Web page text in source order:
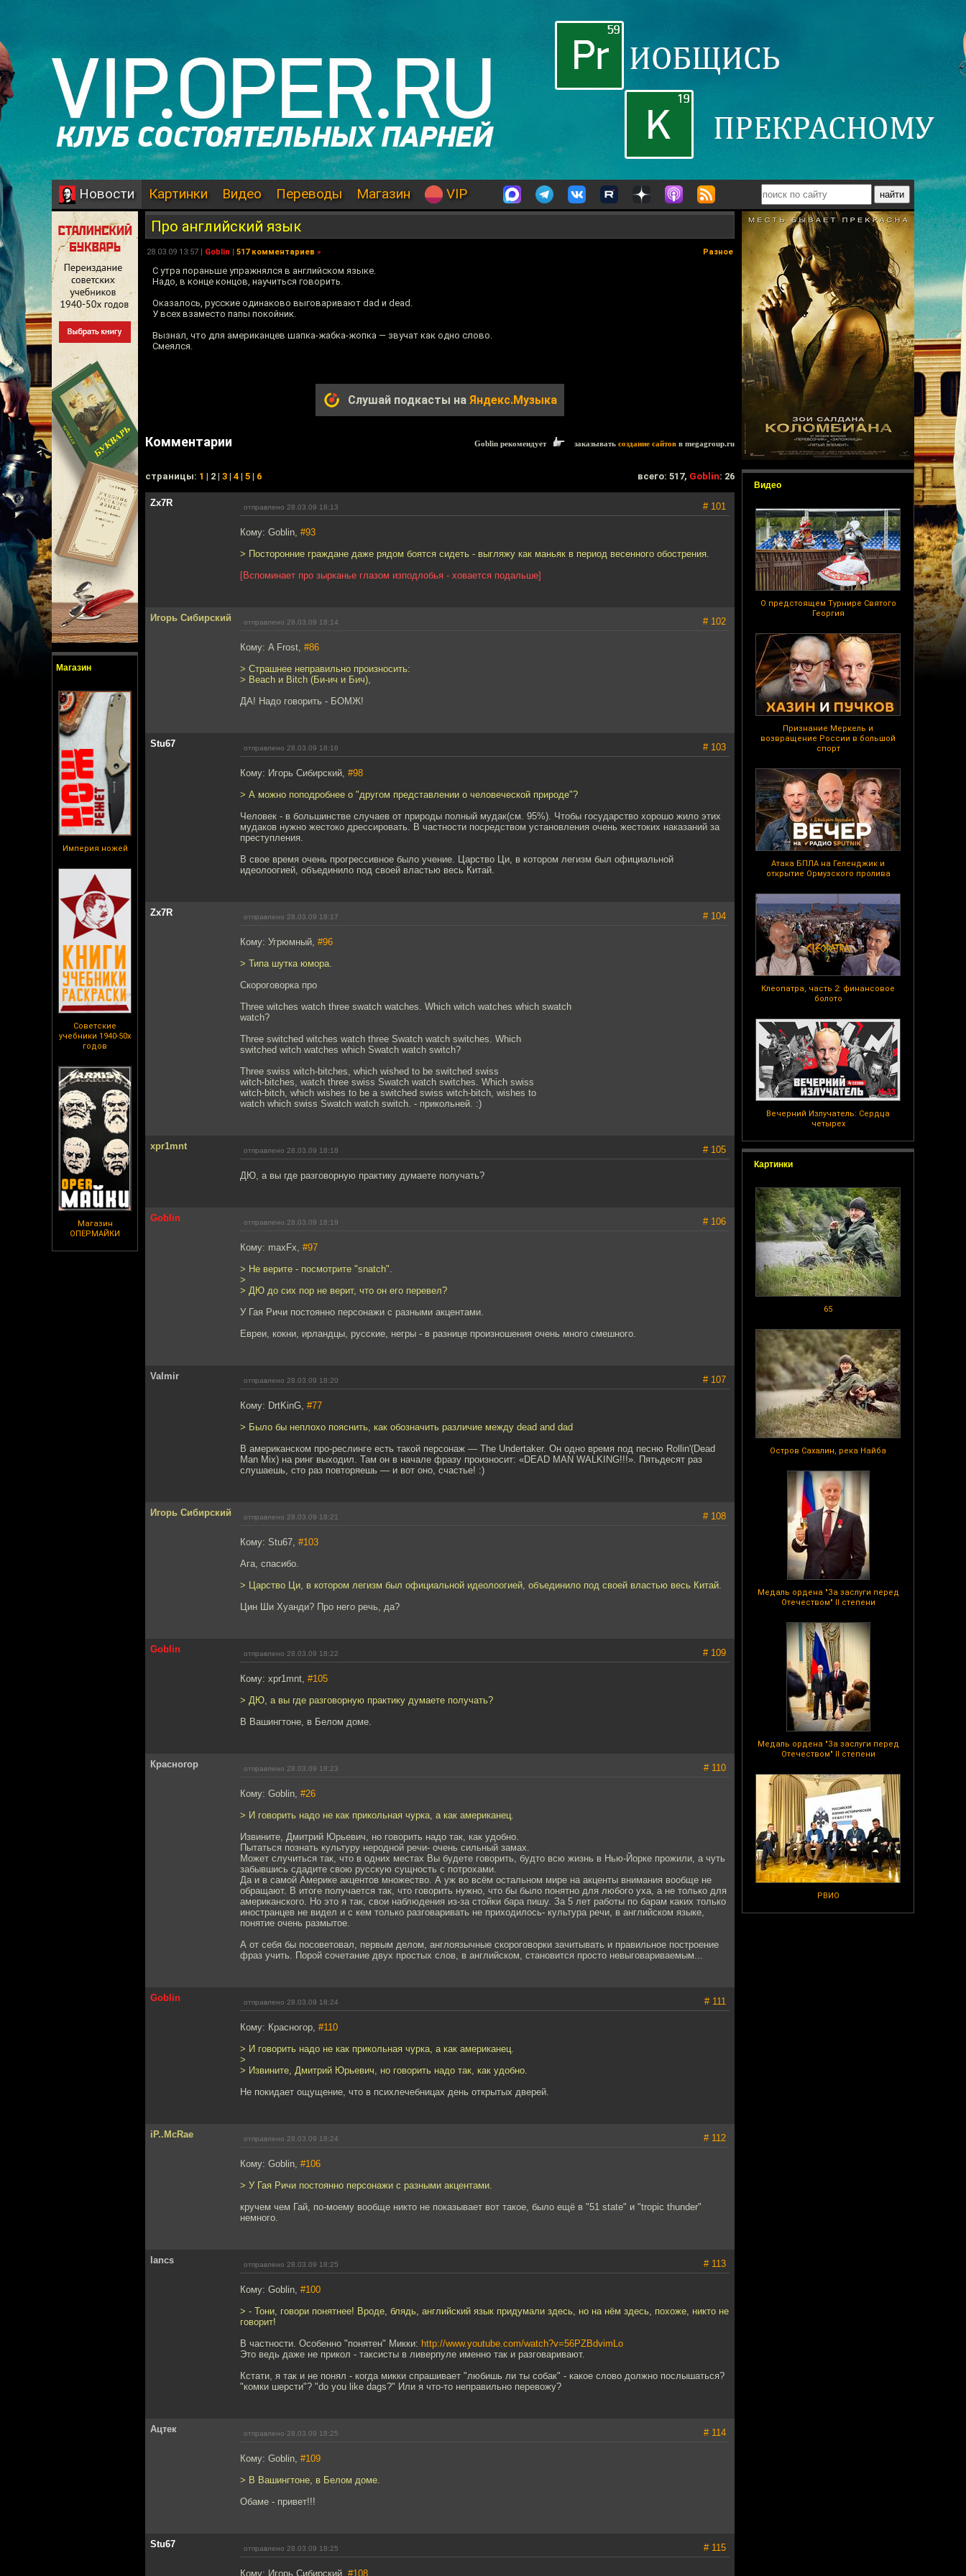
Новости Картинки Видео Переводы Магазин VIP
Магазин
Империя ножей
Советские
учебники 1940-50х
годов
Магазин
ОПЕРМАЙКИ
Видео
О предстоящем Турнире Святого
Георгия
Признание Меркель и
возвращение России в большой
спорт
Атака БПЛА на Геленджик и
открытие Ормузского пролива
Клеопатра, часть 2: финансовое
болото
Вечерний Излучатель: Сердца
четырех
Картинки
65
Остров Сахалин, река Найба
Медаль ордена "За заслуги перед
Отечеством" II степени
Медаль ордена "За заслуги перед
Отечеством" II степени
РВИО
Про английский язык
28.03.09 13:57 | Goblin | 517 комментариев » Разное
С утра пораньше упражнялся в английском языке.
Надо, в конце концов, научиться говорить.
Оказалось, русские одинаково выговаривают dad и dead.
У всех взаместо папы покойник.
Вызнал, что для американцев шапка-жабка-жопка — звучат как одно слово.
Смеялся.
Слушай подкасты на Яндекс.Музыка
Комментарии Goblin рекомендует заказывать создание сайтов в megagroup.ru
cтраницы: 1 | 2 | 3 | 4 | 5 | 6 всего: 517, Goblin: 26
Zx7R отправлено 28.03.09 18:13 # 101
Кому: Goblin, #93
> Посторонние граждане даже рядом боятся сидеть - выгляжу как маньяк в период весенного обострения.
[Вспоминает про зырканье глазом изподлобья - ховается подальше]
Игорь Сибирский отправлено 28.03.09 18:14 # 102
Кому: A Frost, #86
> Страшнее неправильно произносить:
> Beach и Bitch (Би-ич и Бич),
ДА! Надо говорить - БОМЖ!
Stu67 отправлено 28.03.09 18:16 # 103
Кому: Игорь Сибирский, #98
> А можно поподробнее о "другом представлении о человеческой природе"?
Человек - в большинстве случаев от природы полный мудак(см. 95%). Чтобы государство хорошо жило этих
мудаков нужно жестоко дрессировать. В частности посредством установления очень жестоких наказаний за
преступления.
В свое время очень прогрессивное было учение. Царство Ци, в котором легизм был официальной
идеолоогией, объединило под своей властью весь Китай.
Zx7R отправлено 28.03.09 18:17 # 104
Кому: Угрюмный, #96
> Типа шутка юмора.
Скороговорка про
Three witches watch three swatch watches. Which witch watches which swatch
watch?
Three switched witches watch three Swatch watch switches. Which
switched witch watches which Swatch watch switch?
Three swiss witch-bitches, which wished to be switched swiss
witch-bitches, watch three swiss Swatch watch switches. Which swiss
witch-bitch, which wishes to be a switched swiss witch-bitch, wishes to
watch which swiss Swatch watch switch. - прикольней. :)
xpr1mnt отправлено 28.03.09 18:18 # 105
ДЮ, а вы где разговорную практику думаете получать?
Goblin отправлено 28.03.09 18:19 # 106
Кому: maxFx, #97
> Не верите - посмотрите "snatch".
>
> ДЮ до сих пор не верит, что он его перевел?
У Гая Ричи постоянно персонажи с разными акцентами.
Евреи, кокни, ирландцы, русские, негры - в разнице произношения очень много смешного.
Valmir отправлено 28.03.09 18:20 # 107
Кому: DrtKinG, #77
> Было бы неплохо пояснить, как обозначить различие между dead and dad
В американском про-реслинге есть такой персонаж — The Undertaker. Он одно время под песню Rollin'(Dead
Man Mix) на ринг выходил. Там он в начале фразу произносит: «DEAD MAN WALKING!!!». Пятьдесят раз
слушаешь, сто раз повторяешь — и вот оно, счастье! :)
Игорь Сибирский отправлено 28.03.09 18:21 # 108
Кому: Stu67, #103
Ага, спасибо.
> Царство Ци, в котором легизм был официальной идеолоогией, объединило под своей властью весь Китай.
Цин Ши Хуанди? Про него речь, да?
Goblin отправлено 28.03.09 18:22 # 109
Кому: xpr1mnt, #105
> ДЮ, а вы где разговорную практику думаете получать?
В Вашингтоне, в Белом доме.
Красногор отправлено 28.03.09 18:23 # 110
Кому: Goblin, #26
> И говорить надо не как прикольная чурка, а как американец.
Извините, Дмитрий Юрьевич, но говорить надо так, как удобно.
Пытаться познать культуру неродной речи- очень сильный замах.
Может случиться так, что в одних местах Вы будете говорить, будто всю жизнь в Нью-Йорке прожили, а чуть
забывшись сдадите свою русскую сущность с потрохами.
Да и в самой Америке акцентов множество. А уж во всём остальном мире на акценты внимания вообще не
обращают. В итоге получается так, что говорить нужно, что бы было понятно для любого уха, а не только для
американского. Но это я так, свои наблюдения из-за стойки бара пишу. За 5 лет работы по барам каких только
иностранцев не видел и с кем только разговаривать не приходилось- культура речи, в английском языке,
понятие очень размытое.
А от себя бы посоветовал, первым делом, англоязычные скороговорки зачитывать и правильное построение
фраз учить. Порой сочетание двух простых слов, в английском, становится просто невыговариваемым...
Goblin отправлено 28.03.09 18:24 # 111
Кому: Красногор, #110
> И говорить надо не как прикольная чурка, а как американец.
>
> Извините, Дмитрий Юрьевич, но говорить надо так, как удобно.
Не покидает ощущение, что в психлечебницах день открытых дверей.
iP..McRae отправлено 28.03.09 18:24 # 112
Кому: Goblin, #106
> У Гая Ричи постоянно персонажи с разными акцентами.
кручем чем Гай, по-моему вообще никто не показывает вот такое, было ещё в "51 state" и "tropic thunder"
немного.
lancs отправлено 28.03.09 18:25 # 113
Кому: Goblin, #100
> - Тони, говори понятнее! Вроде, блядь, английский язык придумали здесь, но на нём здесь, похоже, никто не
говорит!
В частности. Особенно "понятен" Микки: http://www.youtube.com/watch?v=56PZBdvimLo
Это ведь даже не прикол - таксисты в ливерпуле именно так и разговаривают.
Кстати, я так и не понял - когда микки спрашивает "любишь ли ты собак" - какое слово должно послышаться?
"комки шерсти"? "do you like dags?" Или я что-то неправильно перевожу?
Ацтек отправлено 28.03.09 18:25 # 114
Кому: Goblin, #109
> В Вашингтоне, в Белом доме.
Обаме - привет!!!
Stu67 отправлено 28.03.09 18:25 # 115
Кому: Игорь Сибирский, #108